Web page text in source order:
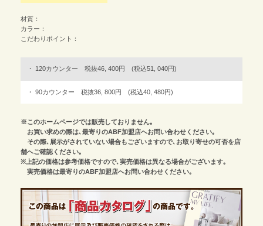
材質：
カラー：
こだわりポイント：
120カウンター 税抜46, 400円 (税込51, 040円)
90カウンター 税抜36, 800円 (税込40, 480円)
※このホームページでは販売しておりません｡
お買い求めの際は､最寄りのABF加盟店へお問い合わせください｡
その際､展示がされていない場合もございますので､お取り寄せの可否を店
舗へご確認ください｡
※上記の価格は参考価格ですので､実売価格は異なる場合がございます｡
実売価格は最寄りのABF加盟店へお問い合わせください｡